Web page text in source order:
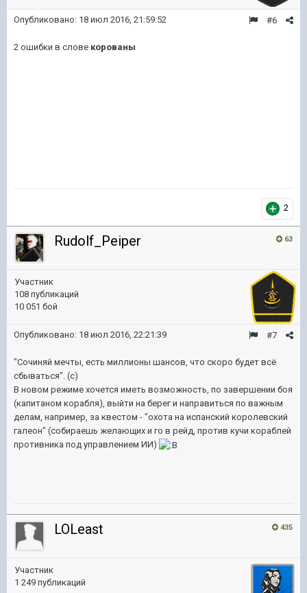
#6
Опубликовано: 18 июл 2016, 21:59:52
2 ошибки в слове корованы
2
63
Rudolf_Peiper
Участник
108 публикаций
10 051 бой
#7
Опубликовано: 18 июл 2016, 22:21:39
"Сочиняй мечты, есть миллионы шансов, что скоро будет всё
сбываться". (с)
В новом режиме хочется иметь возможность, по завершении боя
(капитаном корабля), выйти на берег и направиться по важным
делам, например, за квестом - "охота на испанский королевский
галеон" (собираешь желающих и го в рейд, против кучи кораблей
противника под управлением ИИ)
435
LOLeast
Участник
1 249 публикаций